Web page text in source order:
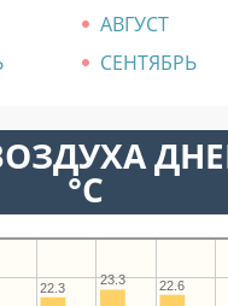
АВГУСТ
СЕНТЯБРЬ
°C
22.6
23.3
22.3